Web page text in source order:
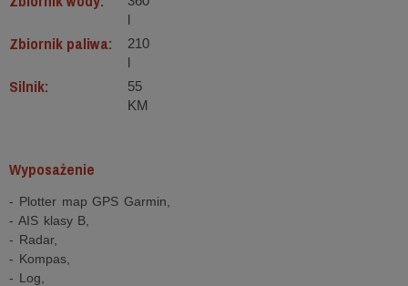
l
Zbiornik paliwa:
210
l
Silnik:
55
KM
Wyposażenie
- Plotter map GPS Garmin,
- AIS klasy B,
- Radar,
- Kompas,
- Log,